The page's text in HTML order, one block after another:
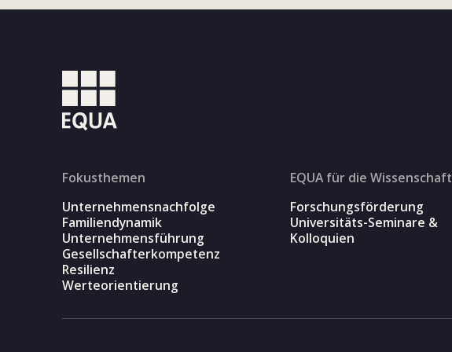
Fokusthemen
Unternehmensnachfolge
Familiendynamik
Unternehmensführung
Gesellschafterkompetenz
Resilienz
Werteorientierung
EQUA für die Wissenschaft
Forschungsförderung
Universitäts-Seminare &
Kolloquien